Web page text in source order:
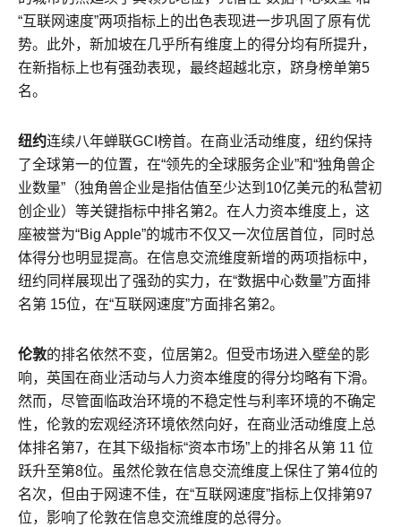
“互联网速度”两项指标上的出色表现进一步巩固了原有优
势。此外，新加坡在几乎所有维度上的得分均有所提升，
在新指标上也有强劲表现，最终超越北京，跻身榜单第5
名。
纽约连续八年蝉联GCI榜首。在商业活动维度，纽约保持
了全球第一的位置，在“领先的全球服务企业”和“独角兽企
业数量”（独角兽企业是指估值至少达到10亿美元的私营初
创企业）等关键指标中排名第2。在人力资本维度上，这
座被誉为“Big Apple”的城市不仅又一次位居首位，同时总
体得分也明显提高。在信息交流维度新增的两项指标中，
纽约同样展现出了强劲的实力，在“数据中心数量”方面排
名第 15位，在“互联网速度”方面排名第2。
伦敦的排名依然不变，位居第2。但受市场进入壁垒的影
响，英国在商业活动与人力资本维度的得分均略有下滑。
然而，尽管面临政治环境的不稳定性与利率环境的不确定
性，伦敦的宏观经济环境依然向好，在商业活动维度上总
体排名第7，在其下级指标“资本市场”上的排名从第 11 位
跃升至第8位。虽然伦敦在信息交流维度上保住了第4位的
名次，但由于网速不佳，在“互联网速度”指标上仅排第97
位，影响了伦敦在信息交流维度的总得分。